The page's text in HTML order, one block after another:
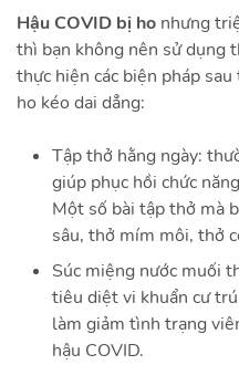
Hậu COVID bị ho nhưng
thì bạn không nên sử dụng
thực hiện các biện pháp
ho kéo dai dẳng:
Tập thở hằng ngày:
giúp phục hồi chức
Một số bài tập thở mà
sâu, thở mím môi, thở
Súc miệng nước muối
tiêu diệt vi khuẩn cư
làm giảm tình trạng
hậu COVID.